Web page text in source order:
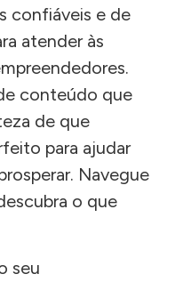
confiáveis e de
atender às
conteúdo que
de que
para ajudar
Navegue
o que
seu